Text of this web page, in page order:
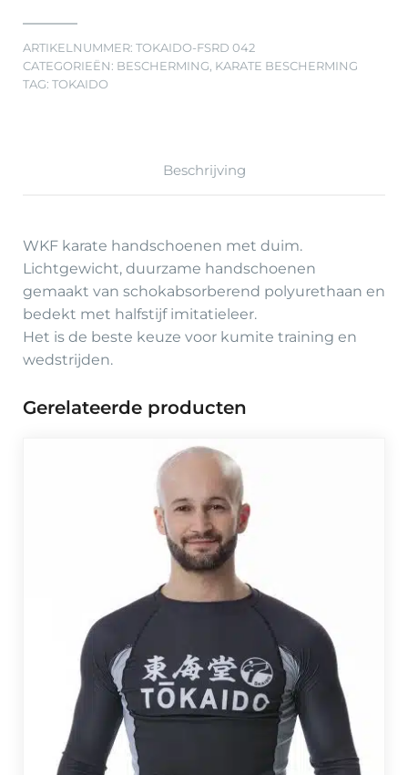
ARTIKELNUMMER: TOKAIDO-FSRD 042
CATEGORIEËN: BESCHERMING, KARATE BESCHERMING
TAG: TOKAIDO
Beschrijving
WKF karate handschoenen met duim.
Lichtgewicht, duurzame handschoenen
gemaakt van schokabsorberend polyurethaan en
bedekt met halfstijf imitatieleer.
Het is de beste keuze voor kumite training en
wedstrijden.
Gerelateerde producten